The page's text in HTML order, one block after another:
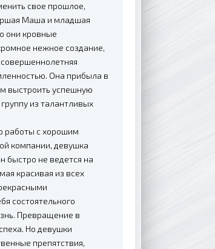
свое прошлое,
Маша и младшая
они кровные
нежное создание,
Она прибыла в
выстроить успешную
из талантливых
работы с хорошим
компании, девушка
быстро не ведется на
красивая из всех
состоятельного
Превращение в
Но девушки
препятствия,